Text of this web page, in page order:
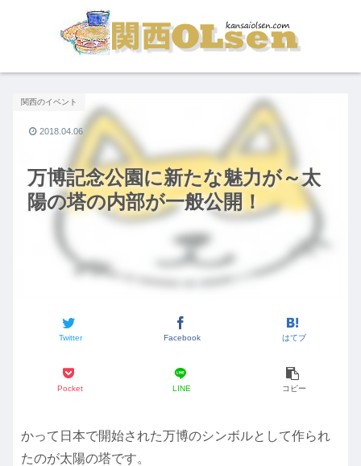
万博記念公園に新たな魅力が～太
陽の塔の内部が一般公開！
関西のイベント
Twitter Facebook はてブ
Pocket LINE コピー
2018.04.06
かって日本で開始された万博のシンボルとして作られ
たのが太陽の塔です。